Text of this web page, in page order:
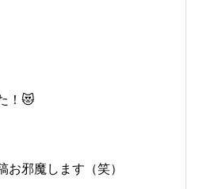
！😻
邪魔します（笑）